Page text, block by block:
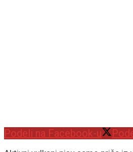
Podeli na Facebook-u